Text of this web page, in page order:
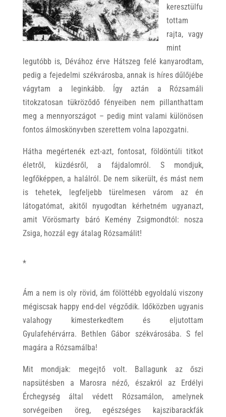
keresztülfu
tottam
rajta, vagy
mint
legutóbb is, Dévához érve Hátszeg felé kanyarodtam,
pedig a fejedelmi székvárosba, annak is híres dűlőjébe
vágytam a leginkább. Így aztán a Rózsamáli
titokzatosan tükröződő fényeiben nem pillanthattam
meg a mennyországot – pedig mint valami különösen
fontos álmoskönyvben szerettem volna lapozgatni.
Hátha megértenék ezt-azt, fontosat, földöntúli titkot
életről, küzdésről, a fájdalomról. S mondjuk,
legfőképpen, a halálról. De nem sikerült, és mást nem
is tehetek, legfeljebb türelmesen várom az én
látogatómat, akitől nyugodtan kérhetném ugyanazt,
amit Vörösmarty báró Kemény Zsigmondtól: nosza
Zsiga, hozzál egy átalag Rózsamálit!
*
Ám a nem is oly rövid, ám fölöttébb egyoldalú viszony
mégiscsak happy end-del végződik. Időközben ugyanis
valahogy kimesterkedtem és eljutottam
Gyulafehérvárra. Bethlen Gábor székvárosába. S fel
magára a Rózsamálba!
Mit mondjak: megejtő volt. Ballagunk az őszi
napsütésben a Marosra néző, északról az Erdélyi
Érchegység által védett Rózsamálon, amelynek
sorvégeiben öreg, egészséges kajszibarackfák